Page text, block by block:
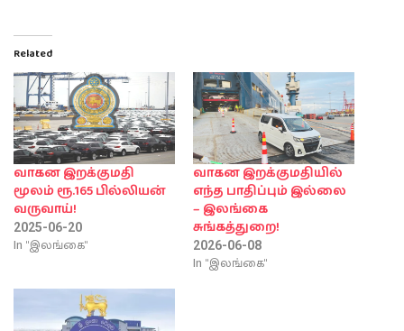
Related
வாகன இறக்குமதி
மூலம் ரூ.165 பில்லியன்
வருவாய்!
2025-06-20
In "இலங்கை"
வாகன இறக்குமதியில்
எந்த பாதிப்பும் இல்லை
– இலங்கை
சுங்கத்துறை!
2026-06-08
In "இலங்கை"